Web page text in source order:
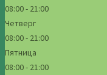
08:00 - 21:00
Четверг
08:00 - 21:00
Пятница
08:00 - 21:00